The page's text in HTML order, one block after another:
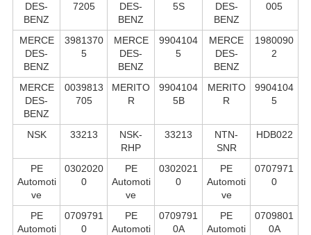
DES-
BENZ
7205
DES-
BENZ
5S
DES-
BENZ
005
MERCE
DES-
BENZ
3981370
5
MERCE
DES-
BENZ
9904104
5
MERCE
DES-
BENZ
1980090
2
MERCE
DES-
BENZ
0039813
705
MERITO
R
9904104
5B
MERITO
R
9904104
5
NSK 33213
NSK-
RHP
33213
NTN-
SNR
HDB022
PE
Automoti
ve
0302020
0
PE
Automoti
ve
0302021
0
PE
Automoti
ve
0707971
0
PE
Automoti
0709791
0
PE
Automoti
0709791
0A
PE
Automoti
0709801
0A